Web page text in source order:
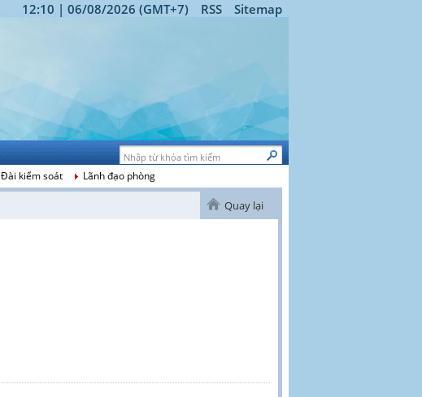
12:10 | 06/08/2026 (GMT+7) RSS Sitemap
Đài kiểm soát Lãnh đạo phòng
Quay lại